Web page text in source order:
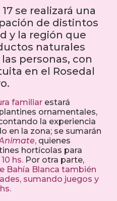
se realizará una
de distintos
y la región que
naturales
personas, con
en el Rosedal
familiar estará
ornamentales,
la experiencia
en la zona; se sumarán
, quienes
hortícolas para
hs. Por otra parte,
Bahía Blanca también
sumando juegos y